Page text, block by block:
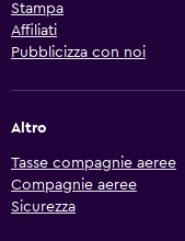
Stampa
Affiliati
Pubblicizza con noi
Altro
Tasse compagnie aeree
Compagnie aeree
Sicurezza